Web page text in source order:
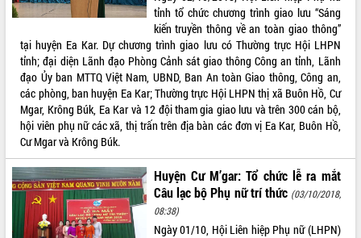
tỉnh tổ chức chương trình giao lưu “Sáng
kiến truyền thông về an toàn giao thông”
tại huyện Ea Kar. Dự chương trình giao lưu có Thường trực Hội LHPN
tỉnh; đại diện Lãnh đạo Phòng Cảnh sát giao thông Công an tỉnh, Lãnh
đạo Ủy ban MTTQ Việt Nam, UBND, Ban An toàn Giao thông, Công an,
các phòng, ban huyện Ea Kar; Thường trực Hội LHPN thị xã Buôn Hồ, Cư
Mgar, Krông Búk, Ea Kar và 12 đội tham gia giao lưu và trên 300 cán bộ,
hội viên phụ nữ các xã, thị trấn trên địa bàn các đơn vị Ea Kar, Buôn Hồ,
Cư Mgar và Krông Búk.
Huyện Cư M’gar: Tổ chức lễ ra mắt
Câu lạc bộ Phụ nữ trí thức (03/10/2018,
08:38)
Ngày 01/10, Hội Liên hiệp Phụ nữ (LHPN)